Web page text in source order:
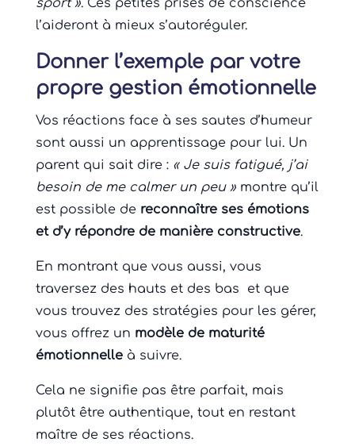
sport ». Ces petites prises de conscience
l’aideront à mieux s’autoréguler.
Donner l’exemple par votre
propre gestion émotionnelle
Vos réactions face à ses sautes d’humeur
sont aussi un apprentissage pour lui. Un
parent qui sait dire : « Je suis fatigué, j’ai
besoin de me calmer un peu »montre qu’il
est possible de reconnaître ses émotions
et d’y répondre de manière constructive.
En montrant que vous aussi, vous
traversez des hauts et des bas et que
vous trouvez des stratégies pour les gérer,
vous offrez un modèle de maturité
émotionnelleà suivre.
Cela ne signifie pas être parfait, mais
plutôt être authentique, tout en restant
maître de ses réactions.